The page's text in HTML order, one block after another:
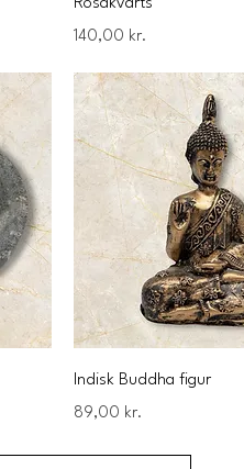
Rosakvarts
Pris
140,00 kr.
Indisk Buddha figur
Pris
89,00 kr.